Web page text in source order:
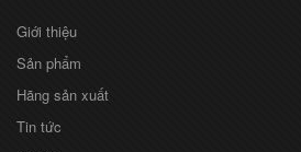
Giới thiệu
Sản phẩm
Hãng sản xuất
Tin tức